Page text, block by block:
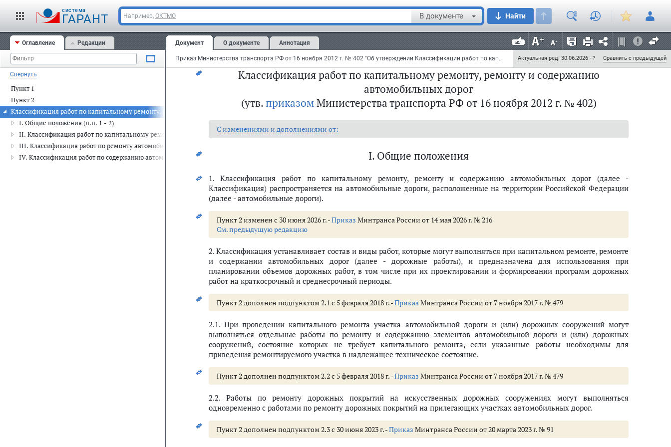
cистема
ГАРАНТ Например, ОКТМО В документе Найти
Оглавление Редакции
Свернуть
Пункт 1
Пункт 2
Классификация работ по капитальному ремонту, ремонту и содержанию автомобильных дорог
I. Общие положения (п.п. 1 - 2)
II. Классификация работ по капитальному ремонту автомобильных дорог (п.п. 3 - 4)
III. Классификация работ по ремонту автомобильных дорог (п. 5)
IV. Классификация работ по содержанию автомобильных дорог (п.п. 6 - 10)
Документ О документе Аннотация
Приказ Министерства транспорта РФ от 16 ноября 2012 г. № 402 "Об утверждении Классификации работ по капитальному ремонту, ремонту и содержанию автомобильных дорог" (с изменениями и дополнениями) Актуальная ред. 30.06.2026 - ? Сравнить с предыдущей
Зарегистрировано в Минюсте РФ 24 мая 2013 г.
Регистрационный № 28505
Классификация работ по капитальному ремонту, ремонту и содержанию
автомобильных дорог
(утв.приказомМинистерства транспорта РФ от 16 ноября 2012 г. № 402)
С изменениями и дополнениями от:
I. Общие положения
1. Классификация работ по капитальному ремонту, ремонту и содержанию автомобильных дорог (далее -
Классификация) распространяется на автомобильные дороги, расположенные на территории Российской Федерации
(далее - автомобильные дороги).
Пункт 2 изменен с 30 июня 2026 г. -Приказ Минтранса России от 14 мая 2026 г. № 216
См. предыдущую редакцию
2. Классификация устанавливает состав и виды работ, которые могут выполняться при капитальном ремонте, ремонте
и содержании автомобильных дорог (далее - дорожные работы), и предназначена для использования при
планировании объемов дорожных работ, в том числе при их проектировании и формировании программ дорожных
работ на краткосрочный и среднесрочный периоды.
Пункт 2 дополнен подпунктом 2.1 с 5 февраля 2018 г. -Приказ Минтранса России от 7 ноября 2017 г. № 479
2.1. При проведении капитального ремонта участка автомобильной дороги и (или) дорожных сооружений могут
выполняться отдельные работы по ремонту и содержанию элементов автомобильной дороги и (или) дорожных
сооружений, состояние которых не требует капитального ремонта, если указанные работы необходимы для
приведения ремонтируемого участка в надлежащее техническое состояние.
Пункт 2 дополнен подпунктом 2.2 с 5 февраля 2018 г. -Приказ Минтранса России от 7 ноября 2017 г. № 479
2.2. Работы по ремонту дорожных покрытий на искусственных дорожных сооружениях могут выполняться
одновременно с работами по ремонту дорожных покрытий на прилегающих участках автомобильных дорог.
Пункт 2 дополнен подпунктом 2.3 с 30 июня 2023 г. -Приказ Минтранса России от 20 марта 2023 г. № 91